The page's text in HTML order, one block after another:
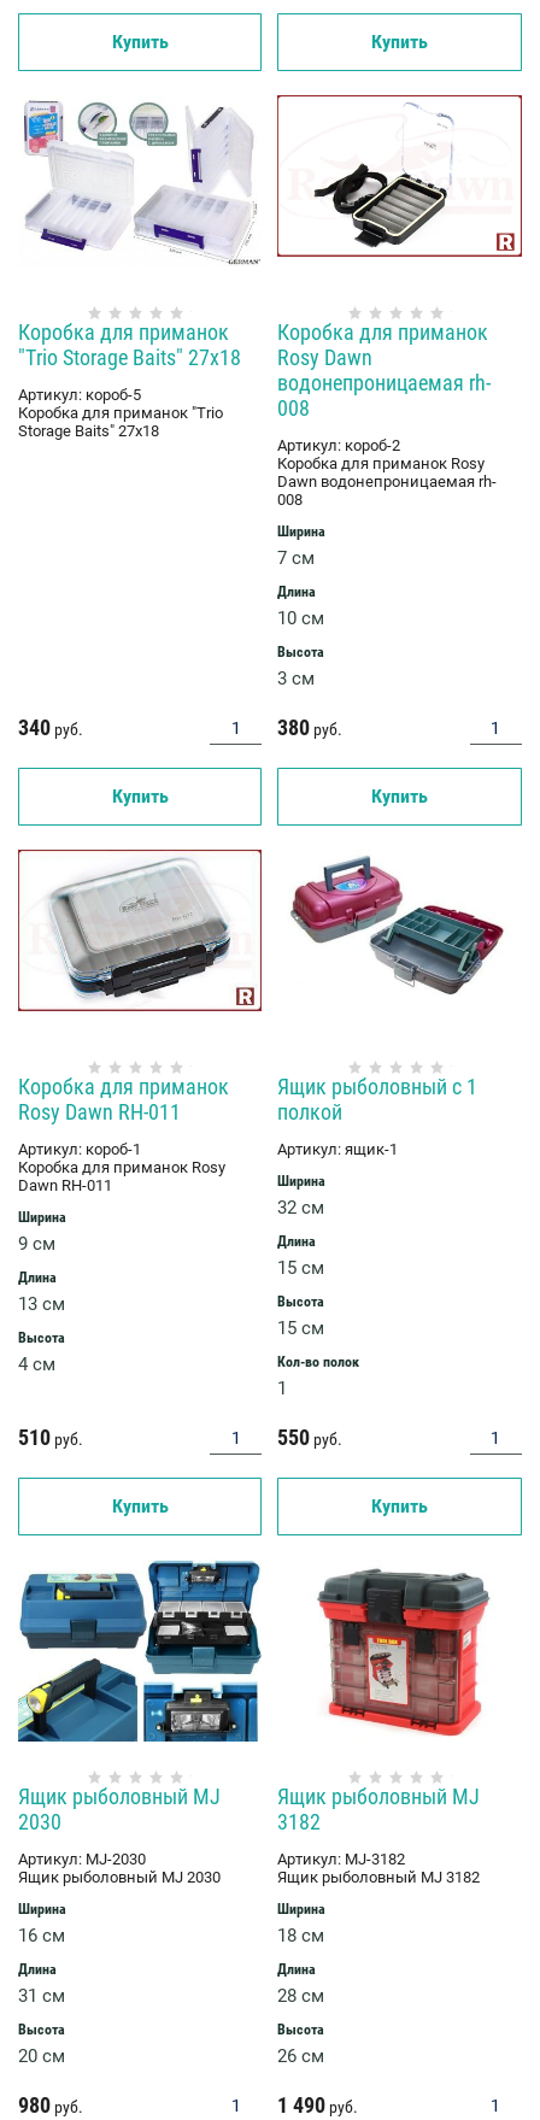
Купить Купить
Коробка для приманок
"Trio Storage Baits" 27x18
Артикул: короб-5
Коробка для приманок "Trio
Storage Baits" 27x18
340 руб.
Купить
Коробка для приманок
Rosy Dawn
водонепроницаемая rh-
008
Артикул: короб-2
Коробка для приманок Rosy
Dawn водонепроницаемая rh-
008
Ширина
7 см
Длина
10 см
Высота
3 см
380 руб.
Купить
Коробка для приманок
Rosy Dawn RH-011
Артикул: короб-1
Коробка для приманок Rosy
Dawn RH-011
Ширина
9 см
Длина
13 см
Высота
4 см
510 руб.
Купить
Ящик рыболовный с 1
полкой
Артикул: ящик-1
Ширина
32 см
Длина
15 см
Высота
15 см
Кол-во полок
1
550 руб.
Купить
Ящик рыболовный MJ
2030
Артикул: MJ-2030
Ящик рыболовный MJ 2030
Ширина
16 см
Длина
31 см
Высота
20 см
980 руб.
Ящик рыболовный MJ
3182
Артикул: MJ-3182
Ящик рыболовный MJ 3182
Ширина
18 см
Длина
28 см
Высота
26 см
1 490 руб.